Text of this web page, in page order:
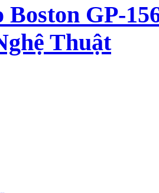
Boston GP-
Thuật